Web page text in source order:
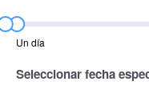
Un día
Seleccionar fecha